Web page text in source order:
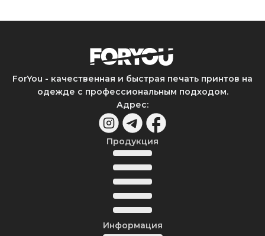
ForYou - качественная и быстрая печать принтов на
одежде с профессиональным подходом.
Адрес:
Продукция
Информация